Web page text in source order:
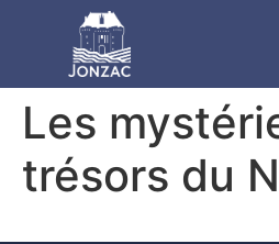
Les
trésors du